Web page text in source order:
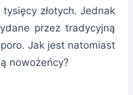
złotych. Jednak
przez tradycyjną
Jak jest natomiast
nowożeńcy?